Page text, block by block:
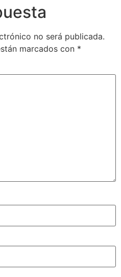
no será publicada.
marcados con *